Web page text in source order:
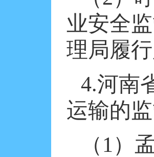
业安全
理局履
4.河南
运输的
（1）